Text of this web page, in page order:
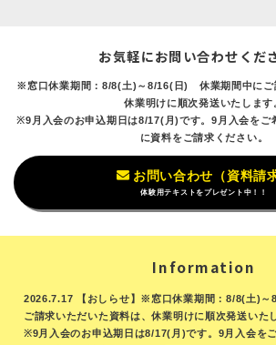
お気軽にお問い合わせくだ
※窓口休業期間：8/8(土)～8/16(日) 休業期間中にご
休業明けに順次発送いたします
※9月入会のお申込期日は8/17(月)です。9月入会をご
に資料をご請求ください。
お問い合わせ（資料請
体験用テキストをプレゼント中！！
Information
2026.7.17 【おしらせ】※窓口休業期間：8/8(土)
ご請求いただいた資料は、休業明けに順次発送いた
※9月入会のお申込期日は8/17(月)です。9月入会を